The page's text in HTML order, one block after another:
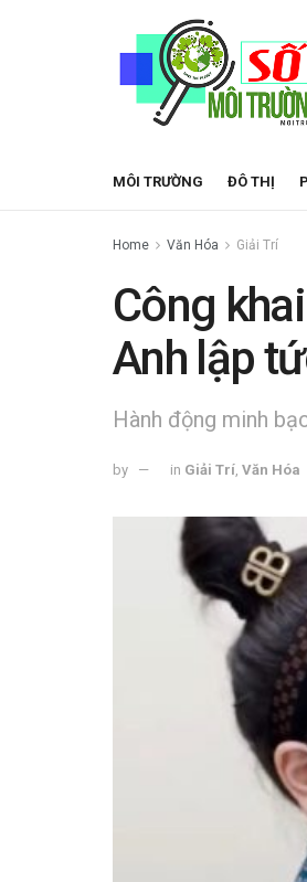
MÔI TRƯỜNG ĐÔ THỊ
Home Văn Hóa Giải Trí
Công
Anh lập
Hành động minh
by in Giải Trí Văn Hóa